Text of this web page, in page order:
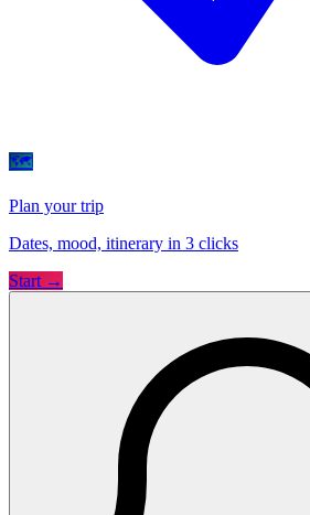
🗺
Plan your trip
Dates, mood, itinerary in 3 clicks
Start →